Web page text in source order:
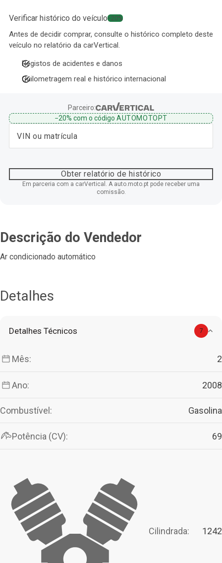
Verificar histórico do veículo−20%
Antes de decidir comprar, consulte o histórico completo deste
veículo no relatório da carVertical.
Registos de acidentes e danos
Quilometragem real e histórico internacional
Parceiro:
−20%com o código AUTOMOTOPT
Obter relatório de histórico
Em parceria com a carVertical. A auto.moto.pt pode receber uma
comissão.
Descrição do Vendedor
Ar condicionado automático
Detalhes
Detalhes Técnicos 7
Mês: 2
Ano: 2008
Combustível: Gasolina
Potência (CV): 69
Cilindrada: 1242